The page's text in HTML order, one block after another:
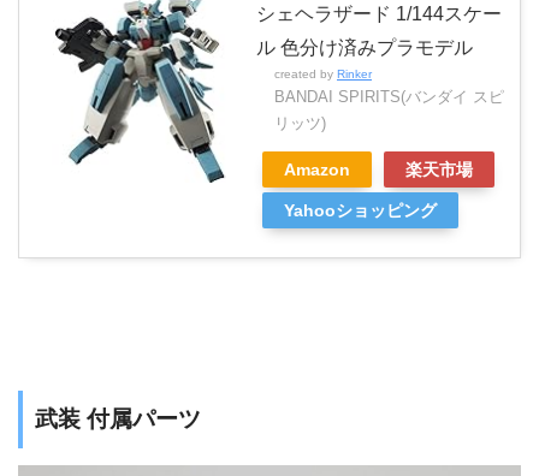
シェヘラザード 1/144スケー
ル 色分け済みプラモデル
created by Rinker
BANDAI SPIRITS(バンダイ スピ
リッツ)
Amazon 楽天市場
Yahooショッピング
武装 付属パーツ